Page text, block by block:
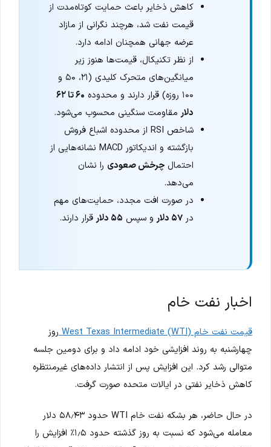
کاهش ذخایر باعث حمایت کوتاه‌مدت از
قیمت نفت شد، هرچند نگرانی از مازاد
عرضه جهانی همچنان ادامه دارد.
از نظر تکنیکال، قیمت‌ها هنوز زیر
میانگین‌های متحرک کلیدی (۲۱، ۵۰ و
۱۰۰ روزه) قرار دارند و محدوده
۶۰ تا ۶۲
دلار مقاومت سنگینی محسوب می‌شود.
شاخص RSI از محدوده اشباع فروش
بازگشته و اندیکاتور MACD نشانه‌هایی از
احتمالچرخش صعودی را نشان
می‌دهد.
در صورت افت مجدد، حمایت‌های مهم
در۵۷ دلار و سپس ۵۵ دلار قرار دارند.
اخبار نفت خام
قیمت نفت خام West Texas Intermediate (WTI)
روز
چهارشنبه به روند افزایشی خود ادامه داد و برای دومین جلسه
متوالی رشد کرد. این افزایش پس از انتشار داده‌های غیرمنتظره
کاهش ذخایر نفتی در ایالات متحده صورت گرفت.
در حال حاضر، هر بشکه نفت خام WTI حدود ۵۸٫۴۳ دلار
معامله می‌شود که نسبت به روز گذشته حدود ۱٫۵٪ افزایش را